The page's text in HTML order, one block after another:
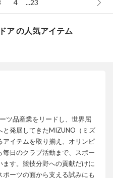
4 ...23
ア の人気アイテム
ツ品産業をリードし、世界屈
と発展してきたMIZUNO（ミズ
アイテムを取り揃え、オリンピ
日のクラブ活動まで、スポー
す。競技分野への貢献だけに
ーツの面から支える試みにも